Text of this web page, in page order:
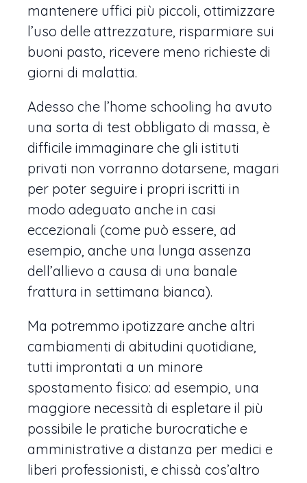
mantenere uffici più piccoli, ottimizzare
l’uso delle attrezzature, risparmiare sui
buoni pasto, ricevere meno richieste di
giorni di malattia.
Adesso che l’home schooling ha avuto
una sorta di test obbligato di massa, è
difficile immaginare che gli istituti
privati non vorranno dotarsene, magari
per poter seguire i propri iscritti in
modo adeguato anche in casi
eccezionali (come può essere, ad
esempio, anche una lunga assenza
dell’allievo a causa di una banale
frattura in settimana bianca).
Ma potremmo ipotizzare anche altri
cambiamenti di abitudini quotidiane,
tutti improntati a un minore
spostamento fisico: ad esempio, una
maggiore necessità di espletare il più
possibile le pratiche burocratiche e
amministrative a distanza per medici e
liberi professionisti, e chissà cos’altro